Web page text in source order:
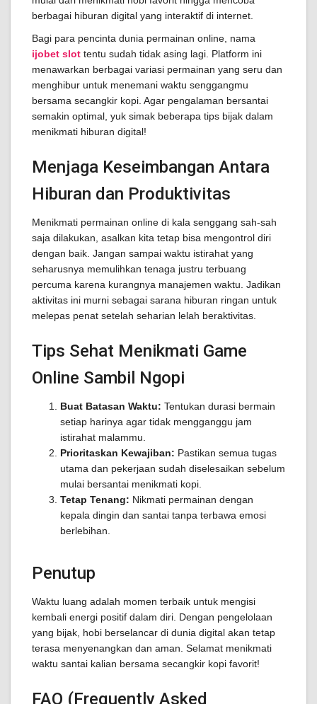
berbagai hiburan digital yang interaktif di internet.
Bagi para pencinta dunia permainan online, nama
ijobet slot tentu sudah tidak asing lagi. Platform ini
menawarkan berbagai variasi permainan yang seru dan
menghibur untuk menemani waktu senggangmu
bersama secangkir kopi. Agar pengalaman bersantai
semakin optimal, yuk simak beberapa tips bijak dalam
menikmati hiburan digital!
Menjaga Keseimbangan Antara
Hiburan dan Produktivitas
Menikmati permainan online di kala senggang sah-sah
saja dilakukan, asalkan kita tetap bisa mengontrol diri
dengan baik. Jangan sampai waktu istirahat yang
seharusnya memulihkan tenaga justru terbuang
percuma karena kurangnya manajemen waktu. Jadikan
aktivitas ini murni sebagai sarana hiburan ringan untuk
melepas penat setelah seharian lelah beraktivitas.
Tips Sehat Menikmati Game
Online Sambil Ngopi
Buat Batasan Waktu: Tentukan durasi bermain
setiap harinya agar tidak mengganggu jam
istirahat malammu.
Prioritaskan Kewajiban: Pastikan semua tugas
utama dan pekerjaan sudah diselesaikan sebelum
mulai bersantai menikmati kopi.
Tetap Tenang: Nikmati permainan dengan
kepala dingin dan santai tanpa terbawa emosi
berlebihan.
Penutup
Waktu luang adalah momen terbaik untuk mengisi
kembali energi positif dalam diri. Dengan pengelolaan
yang bijak, hobi berselancar di dunia digital akan tetap
terasa menyenangkan dan aman. Selamat menikmati
waktu santai kalian bersama secangkir kopi favorit!
FAQ (Frequently Asked